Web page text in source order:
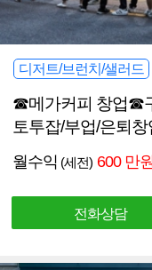
디저트/브런치/샐러드
☎메가커피 창업☎
토투잡/부업/은퇴
월수익 (세전) 600 만원
전화상담